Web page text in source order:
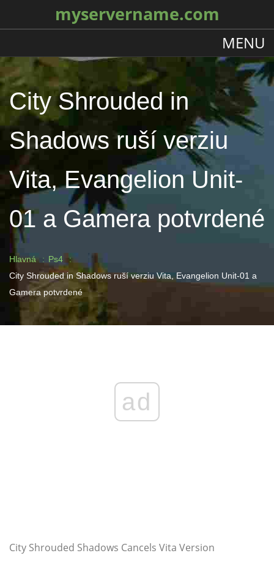
myservername.com
MENU
City Shrouded in
Shadows ruší verziu
Vita, Evangelion Unit-
01 a Gamera potvrdené
Hlavná
Ps4
City Shrouded in Shadows ruší verziu Vita, Evangelion Unit-01 a
Gamera potvrdené
ad
City Shrouded Shadows Cancels Vita Version